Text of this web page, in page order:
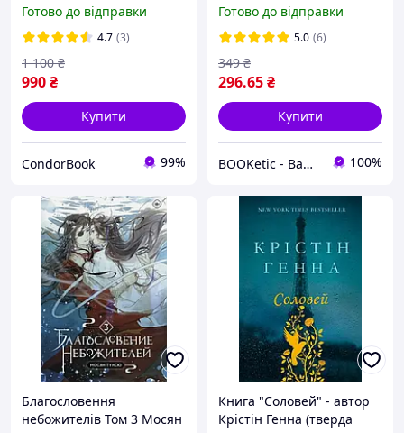
Готово до відправки
4.7 (3)
990₴
1 100 ₴
Купити
CondorBook 99%
Готово до відправки
5.0 (6)
296.65₴
349 ₴
Купити
BOOKetic - Ваш книжковий магазин 100%
Благословення
небожителів Том 3 Мосян
Книга "Соловей" - автор
Крістін Генна (тверда